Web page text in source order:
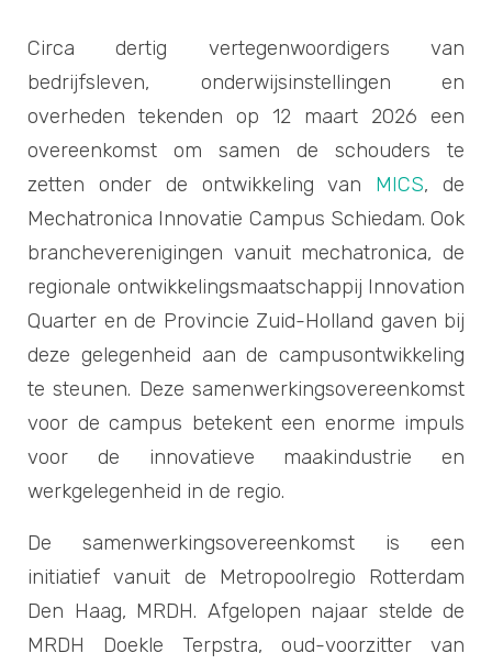
Circa dertig vertegenwoordigers van
bedrijfsleven, onderwijsinstellingen en
overheden tekenden op 12 maart 2026 een
overeenkomst om samen de schouders te
zetten onder de ontwikkeling van MICS, de
Mechatronica Innovatie Campus Schiedam. Ook
brancheverenigingen vanuit mechatronica, de
regionale ontwikkelingsmaatschappij Innovation
Quarter en de Provincie Zuid-Holland gaven bij
deze gelegenheid aan de campusontwikkeling
te steunen. Deze samenwerkingsovereenkomst
voor de campus betekent een enorme impuls
voor de innovatieve maakindustrie en
werkgelegenheid in de regio.
De samenwerkingsovereenkomst is een
initiatief vanuit de Metropoolregio Rotterdam
Den Haag, MRDH. Afgelopen najaar stelde de
MRDH Doekle Terpstra, oud-voorzitter van